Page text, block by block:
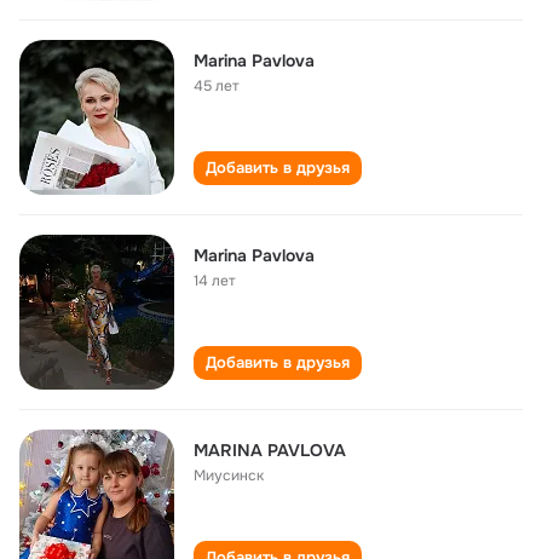
Marina Pavlova
45 лет
Добавить в друзья
Marina Pavlova
14 лет
Добавить в друзья
MARINA PAVLOVA
Миусинск